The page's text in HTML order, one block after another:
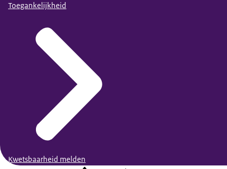
Toegankelijkheid
Kwetsbaarheid melden